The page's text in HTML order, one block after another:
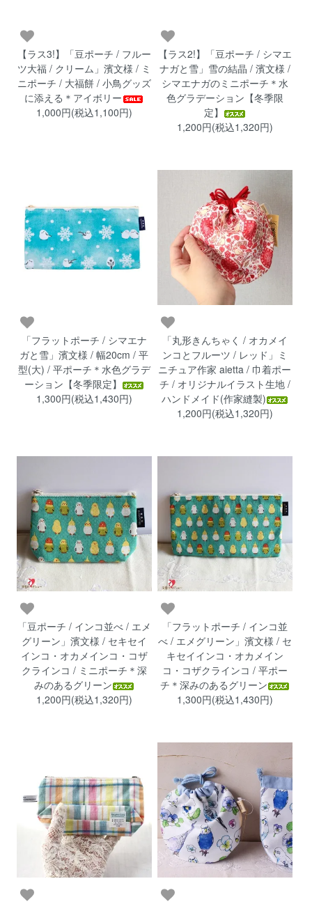
【ラス3!】「豆ポーチ / フルー
ツ大福 / クリーム」濱文様 / ミ
ニポーチ / 大福餅 / 小鳥グッズ
に添える＊アイボリー
1,000円(税込1,100円)
【ラス2!】「豆ポーチ / シマエ
ナガと雪」雪の結晶 / 濱文様 /
シマエナガのミニポーチ＊水
色グラデーション【冬季限
定】
1,200円(税込1,320円)
「フラットポーチ / シマエナ
ガと雪」濱文様 / 幅20cm / 平
型(大) / 平ポーチ＊水色グラデ
ーション【冬季限定】
1,300円(税込1,430円)
「丸形きんちゃく / オカメイ
ンコとフルーツ / レッド」ミ
ニチュア作家 aietta / 巾着ポー
チ / オリジナルイラスト生地 /
ハンドメイド(作家縫製)
1,200円(税込1,320円)
「豆ポーチ / インコ並べ / エメ
グリーン」濱文様 / セキセイ
インコ・オカメインコ・コザ
クラインコ / ミニポーチ＊深
みのあるグリーン
1,200円(税込1,320円)
「フラットポーチ / インコ並
べ / エメグリーン」濱文様 / セ
キセイインコ・オカメイン
コ・コザクラインコ / 平ポー
チ＊深みのあるグリーン
1,300円(税込1,430円)